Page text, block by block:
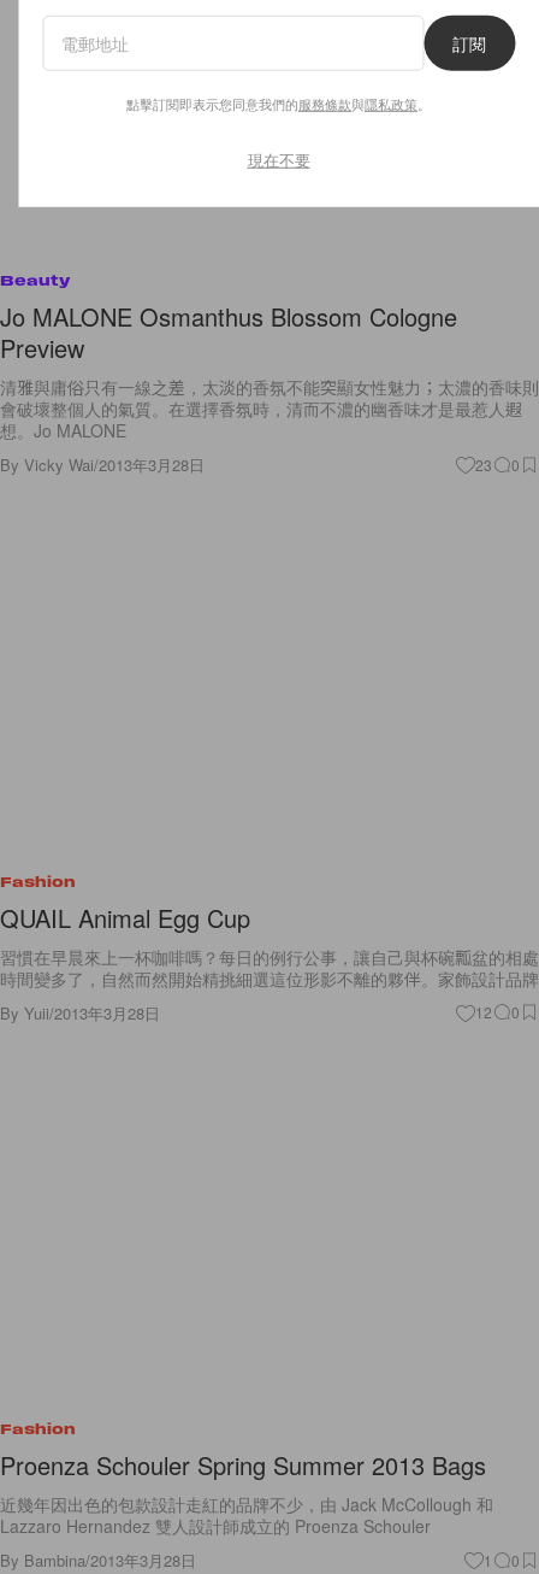
Beauty
Jo MALONE Osmanthus Blossom Cologne
Preview
清雅與庸俗只有一線之差，太淡的香氛不能突顯女性魅力；太濃的香味則
會破壞整個人的氣質。在選擇香氛時，清而不濃的幽香味才是最惹人遐
想。Jo MALONE
By Vicky Wai/2013年3月28日 23 0
Fashion
QUAIL Animal Egg Cup
習慣在早晨來上一杯咖啡嗎？每日的例行公事，讓自己與杯碗瓢盆的相處
時間變多了，自然而然開始精挑細選這位形影不離的夥伴。家飾設計品牌
By Yuii/2013年3月28日 12 0
Fashion
Proenza Schouler Spring Summer 2013 Bags
近幾年因出色的包款設計走紅的品牌不少，由 Jack McCollough 和
Lazzaro Hernandez 雙人設計師成立的 Proenza Schouler
By Bambina/2013年3月28日 1 0
訂閱
點擊訂閱即表示您同意我們的服務條款與隱私政策
現在不要